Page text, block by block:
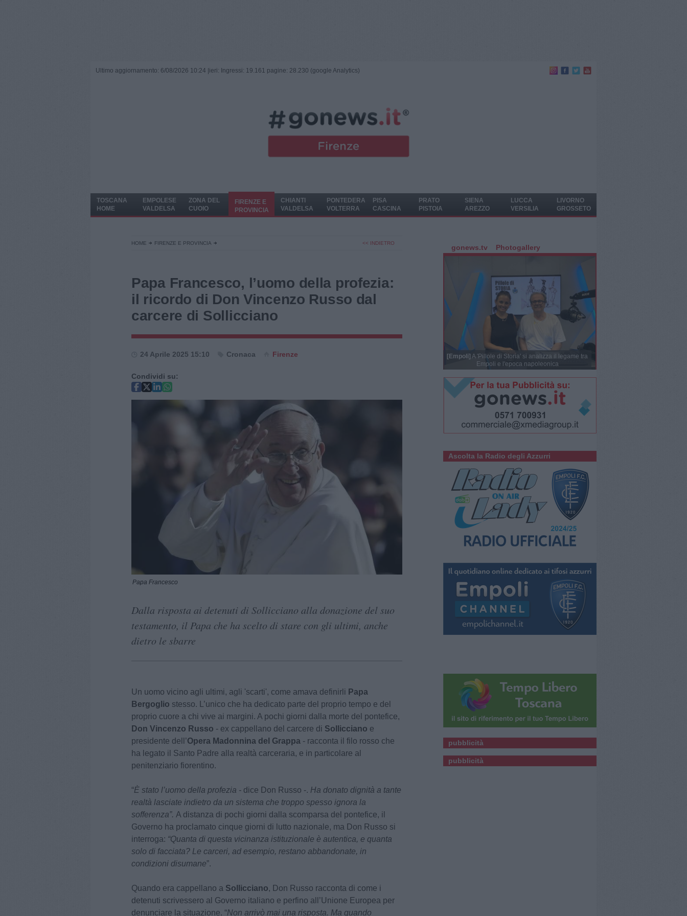
Ultimo aggiornamento: 6/08/2026 10:24 | ieri: Ingressi: 19.161 pagine: 28.230 (google Analytics)
TOSCANA
HOME
EMPOLESE
VALDELSA
ZONA DEL
CUOIO
FIRENZE E
PROVINCIA
CHIANTI
VALDELSA
PONTEDERA
VOLTERRA
PISA
CASCINA
PRATO
PISTOIA
SIENA
AREZZO
LUCCA
VERSILIA
LIVORNO
GROSSETO
HOME FIRENZE E PROVINCIA << INDIETRO
Papa Francesco, l’uomo della profezia:
il ricordo di Don Vincenzo Russo dal
carcere di Sollicciano
24 Aprile 2025 15:10 Cronaca Firenze
Condividi su:
Papa Francesco
Dalla risposta ai detenuti di Sollicciano alla donazione del suo
testamento, il Papa che ha scelto di stare con gli ultimi, anche
dietro le sbarre
Un uomo vicino agli ultimi, agli 'scarti', come amava definirli Papa
Bergoglio stesso. L’unico che ha dedicato parte del proprio tempo e del
proprio cuore a chi vive ai margini. A pochi giorni dalla morte del pontefice,
Don Vincenzo Russo - ex cappellano del carcere di Sollicciano e
presidente dell’Opera Madonnina del Grappa - racconta il filo rosso che
ha legato il Santo Padre alla realtà carceraria, e in particolare al
penitenziario fiorentino.
“È stato l’uomo della profezia - dice Don Russo -. Ha donato dignità a tante
realtà lasciate indietro da un sistema che troppo spesso ignora la
sofferenza”. A distanza di pochi giorni dalla scomparsa del pontefice, il
Governo ha proclamato cinque giorni di lutto nazionale, ma Don Russo si
interroga: “Quanta di questa vicinanza istituzionale è autentica, e quanta
solo di facciata? Le carceri, ad esempio, restano abbandonate, in
condizioni disumane”.
Quando era cappellano a Sollicciano, Don Russo racconta di come i
detenuti scrivessero al Governo italiano e perfino all’Unione Europea per
denunciare la situazione. “Non arrivò mai una risposta. Ma quando
gonews.tv Photogallery
[Empoli] A 'Pillole di Storia' si analizza il legame tra
Empoli e l'epoca napoleonica
Ascolta la Radio degli Azzurri
pubblicità
pubblicità